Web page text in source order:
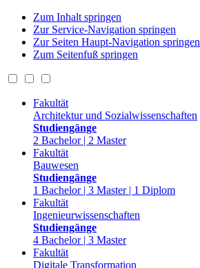
Zum Inhalt springen
Zur Service-Navigation springen
Zur Seiten Haupt-Navigation springen
Zum Seitenfuß springen
Fakultät
Architektur und Sozialwissenschaften
Studiengänge
2 Bachelor | 2 Master
Fakultät
Bauwesen
Studiengänge
1 Bachelor | 3 Master | 1 Diplom
Fakultät
Ingenieurwissenschaften
Studiengänge
4 Bachelor | 3 Master
Fakultät
Digitale Transformation